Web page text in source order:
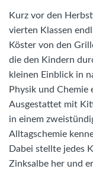
Kurz vor den
vierten Klassen
Köster von den
die den Kindern
kleinen Einblick in
Physik und Chemie
Ausgestattet mit
in einem
Alltagschemie
Dabei stellte jedes
Zinksalbe her und